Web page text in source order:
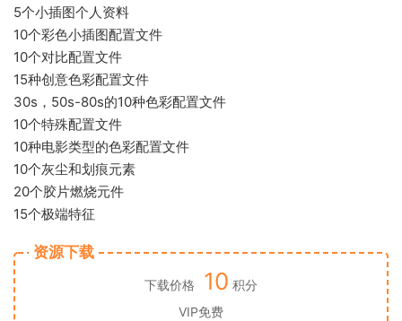
5个小插图个人资料
10个彩色小插图配置文件
10个对比配置文件
15种创意色彩配置文件
30s，50s-80s的10种色彩配置文件
10个特殊配置文件
10种电影类型的色彩配置文件
10个灰尘和划痕元素
20个胶片燃烧元件
15个极端特征
资源下载
下载价格 10 积分
VIP免费